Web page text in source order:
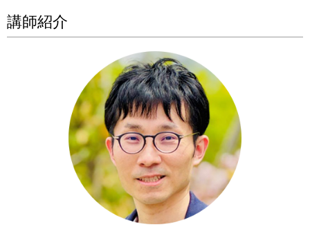
講師紹介